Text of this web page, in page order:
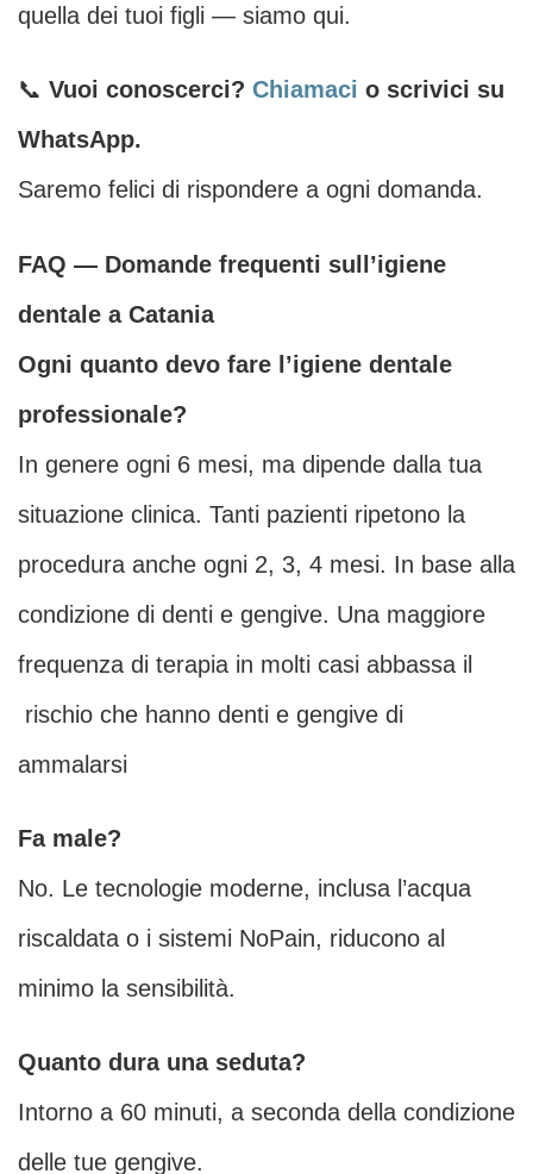
quella dei tuoi figli — siamo qui.
📞 Vuoi conoscerci? Chiamaci o scrivici su
WhatsApp.
Saremo felici di rispondere a ogni domanda.
FAQ — Domande frequenti sull’igiene
dentale a Catania
Ogni quanto devo fare l’igiene dentale
professionale?
In genere ogni 6 mesi, ma dipende dalla tua
situazione clinica. Tanti pazienti ripetono la
procedura anche ogni 2, 3, 4 mesi. In base alla
condizione di denti e gengive. Una maggiore
frequenza di terapia in molti casi abbassa il
rischio che hanno denti e gengive di
ammalarsi
Fa male?
No. Le tecnologie moderne, inclusa l’acqua
riscaldata o i sistemi NoPain, riducono al
minimo la sensibilità.
Quanto dura una seduta?
Intorno a 60 minuti, a seconda della condizione
delle tue gengive.